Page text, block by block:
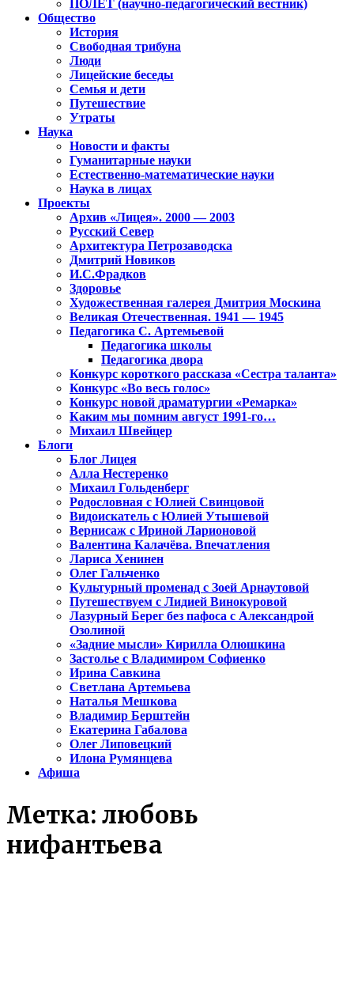
ПОЛЁТ (научно-педагогический вестник)
Общество
История
Свободная трибуна
Люди
Лицейские беседы
Семья и дети
Путешествие
Утраты
Наука
Новости и факты
Гуманитарные науки
Естественно-математические науки
Наука в лицах
Проекты
Архив «Лицея». 2000 — 2003
Русский Север
Архитектура Петрозаводска
Дмитрий Новиков
И.С.Фрадков
Здоровье
Художественная галерея Дмитрия Москина
Великая Отечественная. 1941 — 1945
Педагогика С. Артемьевой
Педагогика школы
Педагогика двора
Конкурс короткого рассказа «Сестра таланта»
Конкурс «Во весь голос»
Конкурс новой драматургии «Ремарка»
Каким мы помним август 1991-го…
Михаил Швейцер
Блоги
Блог Лицея
Алла Нестеренко
Михаил Гольденберг
Родословная с Юлией Свинцовой
Видоискатель с Юлией Утышевой
Вернисаж с Ириной Ларионовой
Валентина Калачёва. Впечатления
Лариса Хенинен
Олег Гальченко
Культурный променад с Зоей Арнаутовой
Путешествуем с Лидией Винокуровой
Лазурный Берег без пафоса с Александрой
Озолиной
«Задние мысли» Кирилла Олюшкина
Застолье с Владимиром Софиенко
Ирина Савкина
Светлана Артемьева
Наталья Мешкова
Владимир Берштейн
Екатерина Габалова
Олег Липовецкий
Илона Румянцева
Афиша
Метка: любовь
нифантьева